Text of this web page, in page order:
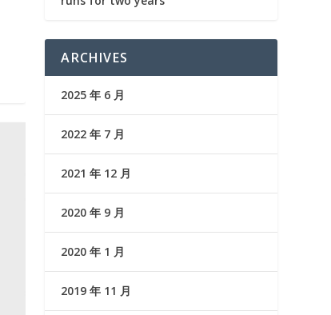
ARCHIVES
2025 年 6 月
2022 年 7 月
2021 年 12 月
2020 年 9 月
2020 年 1 月
2019 年 11 月